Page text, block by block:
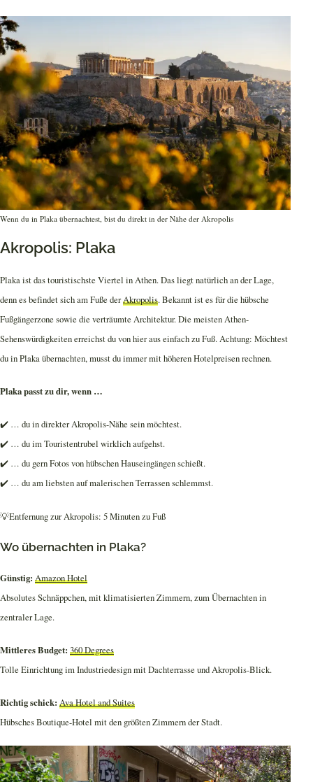
Wenn du in Plaka übernachtest, bist du direkt in der Nähe der Akropolis
Akropolis: Plaka
Plaka ist das touristischste Viertel in Athen. Das liegt natürlich an der Lage,
denn es befindet sich am Fuße derAkropolis. Bekannt ist es für die hübsche
Fußgängerzone sowie die verträumte Architektur. Die meisten Athen-
Sehenswürdigkeiten erreichst du von hier aus einfach zu Fuß. Achtung: Möchtest
du in Plaka übernachten, musst du immer mit höheren Hotelpreisen rechnen.
Plaka passt zu dir, wenn …
✔️ … du in direkter Akropolis-Nähe sein möchtest.
✔️ … du im Touristentrubel wirklich aufgehst.
✔️ … du gern Fotos von hübschen Hauseingängen schießt.
✔️ … du am liebsten auf malerischen Terrassen schlemmst.
💡Entfernung zur Akropolis: 5 Minuten zu Fuß
Wo übernachten in Plaka?
Günstig: Amazon Hotel
Absolutes Schnäppchen, mit klimatisierten Zimmern, zum Übernachten in
zentraler Lage.
Mittleres Budget: 360 Degrees
Tolle Einrichtung im Industriedesign mit Dachterrasse und Akropolis-Blick.
Richtig schick: Ava Hotel and Suites
Hübsches Boutique-Hotel mit den größten Zimmern der Stadt.